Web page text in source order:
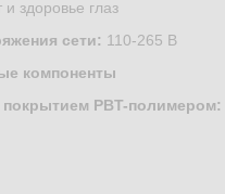
здоровье глаз
сети: 110-265 В
компоненты
PBT-полимером: